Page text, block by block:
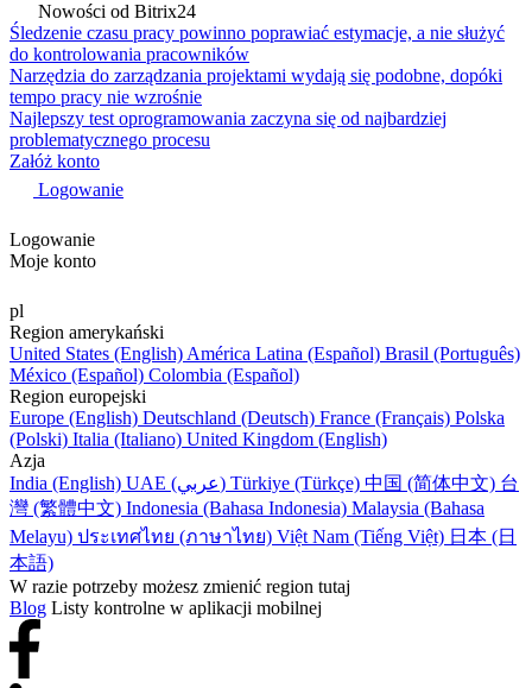
Nowości od Bitrix24
Śledzenie czasu pracy powinno poprawiać estymacje, a nie służyć
do kontrolowania pracowników
Narzędzia do zarządzania projektami wydają się podobne, dopóki
tempo pracy nie wzrośnie
Najlepszy test oprogramowania zaczyna się od najbardziej
problematycznego procesu
Załóż konto
Logowanie
Logowanie
Moje konto
pl
Region amerykański
United States (English) América Latina (Español) Brasil (Português)
México (Español) Colombia (Español)
Region europejski
Europe (English) Deutschland (Deutsch) France (Français) Polska
(Polski) Italia (Italiano) United Kingdom (English)
Azja
India (English)
UAE (عربي) Türkiye (Türkçe) 中国 (简体中文) 台
灣 (繁體中文) Indonesia (Bahasa Indonesia) Malaysia (Bahasa
Melayu) ประเทศไทย (ภาษาไทย) Việt Nam (Tiếng Việt) 日本 (日
本語)
W razie potrzeby możesz zmienić region tutaj
Blog Listy kontrolne w aplikacji mobilnej